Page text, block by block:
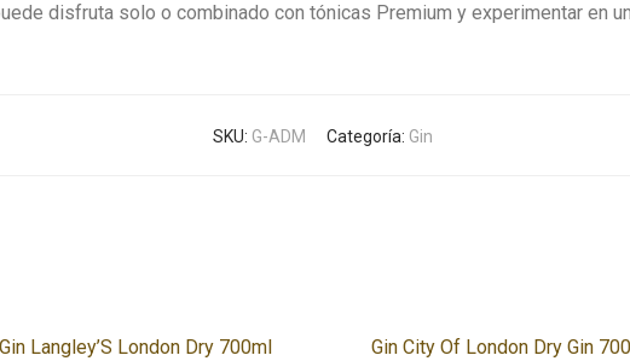
disfruta solo o combinado con tónicas Premium y experimentar en
SKU: G-ADM Categoría: Gin
Gin Langley’S London Dry 700ml Gin City Of London Dry Gin